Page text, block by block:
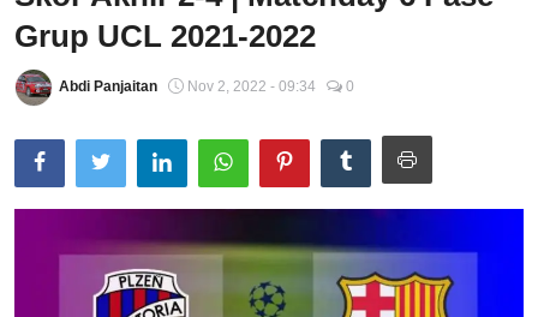
Total Sports
Contact
Pedoman Media Siber
Grup UCL 2021-2022
Abdi Panjaitan Nov 2, 2022 - 09:34 0